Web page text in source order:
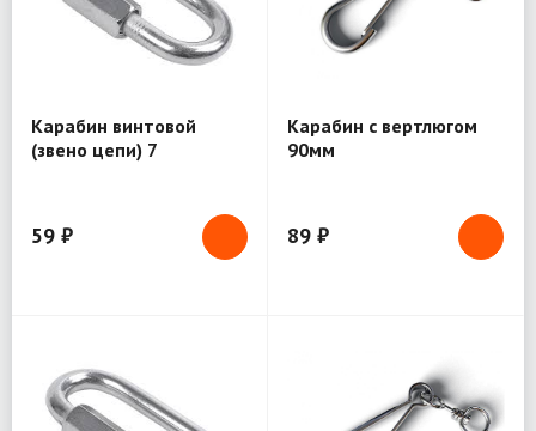
Карабин винтовой
(звено цепи) 7
59 ₽
Карабин с вертлюгом
90мм
89 ₽